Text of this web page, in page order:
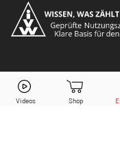
Henkel Vz. Aktie jetzt
© Copyright